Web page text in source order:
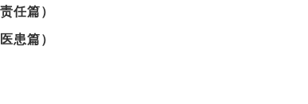
任篇）
患篇）